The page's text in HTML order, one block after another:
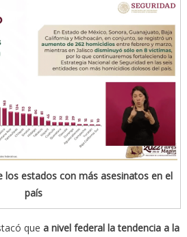
los estados con más asesinatos en el
país
que a nivel federal la tendencia a la